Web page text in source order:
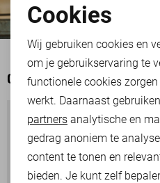
OOK HET BEKIJKEN
Noodzakelijke cookies
Personalisatie cookies
Analytische cookies
Marketing cookies
Cookies
Wij gebruiken cookies en
om je gebruikservaring te
functionele cookies
werkt. Daarnaast
partners analytische en
gedrag anoniem te
content te tonen en
bieden. Je kunt zelf